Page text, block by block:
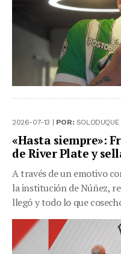
2026-07-13 | POR: SOLODUQUE
«Hasta siempre»:
de River Plate y
A través de un emotivo
la institución de Núñez,
llegó y todo lo que